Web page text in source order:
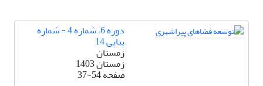
دوره 6، شماره 4 - شماره
پیاپی 14
زمستان
زمستان 1403
صفحه37-54